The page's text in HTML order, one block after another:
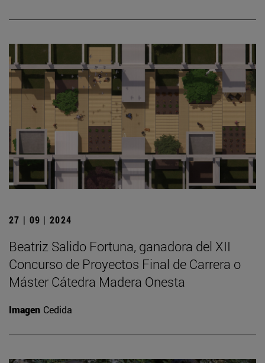
27 | 09 | 2024
Beatriz Salido Fortuna, ganadora del XII
Concurso de Proyectos Final de Carrera o
Máster Cátedra Madera Onesta
Imagen Cedida